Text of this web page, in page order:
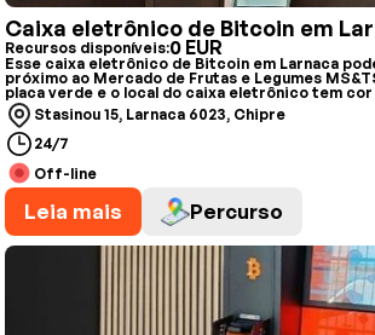
Caixa eletrônico de Bitcoin em
Recursos disponíveis:0 EUR
Esse caixa eletrônico de Bitcoin em Larnaca
próximo ao Mercado de Frutas e Legumes
placa verde e o local do caixa eletrônico tem cor
Stasinou 15, Larnaca 6023, Chipre
24/7
Off-line
Leia mais Percurso